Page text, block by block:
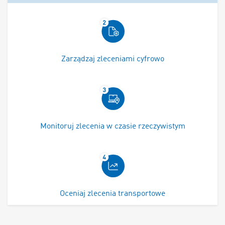
Zarządzaj zleceniami cyfrowo
Monitoruj zlecenia w czasie rzeczywistym
Oceniaj zlecenia transportowe